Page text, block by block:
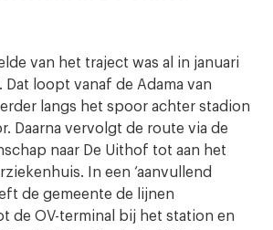
van het traject was al in januari
Dat loopt vanaf de Adama van
langs het spoor achter stadion
Daarna vervolgt de route via de
naar De Uithof tot aan het
In een ‘aanvullend
de gemeente de lijnen
de OV-terminal bij het station en